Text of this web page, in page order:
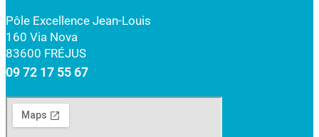
Pôle Excellence Jean-Louis
160 Via Nova
83600 FRÉJUS
09 72 17 55 67